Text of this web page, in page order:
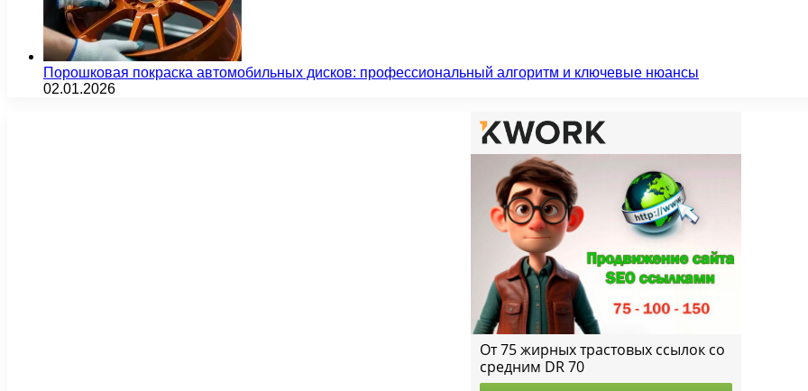
Порошковая покраска автомобильных дисков: профессиональный алгоритм и ключевые нюансы
02.01.2026